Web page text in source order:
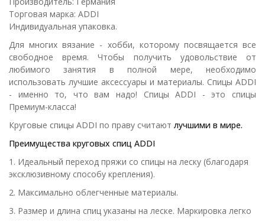
Торговая марка: ADDI
Индивидуальная упаковка.
Для многих вязание - хобби, которому посвящается все
свободное время. Чтобы получить удовольствие от
любимого занятия в полной мере, необходимо
использовать лучшие аксессуары и материалы. Спицы ADDI
- именно то, что вам надо! Спицы ADDI - это спицы
Премиум-класса!
Круговые спицы ADDI по праву считают лучшими в мире.
Преимущества круговых спиц ADDI
1. Идеальный переход пряжи со спицы на леску (благодаря
эксклюзивному способу крепления).
2. Максимально облегченные материалы.
3. Размер и длина спиц указаны на леске. Маркировка легко